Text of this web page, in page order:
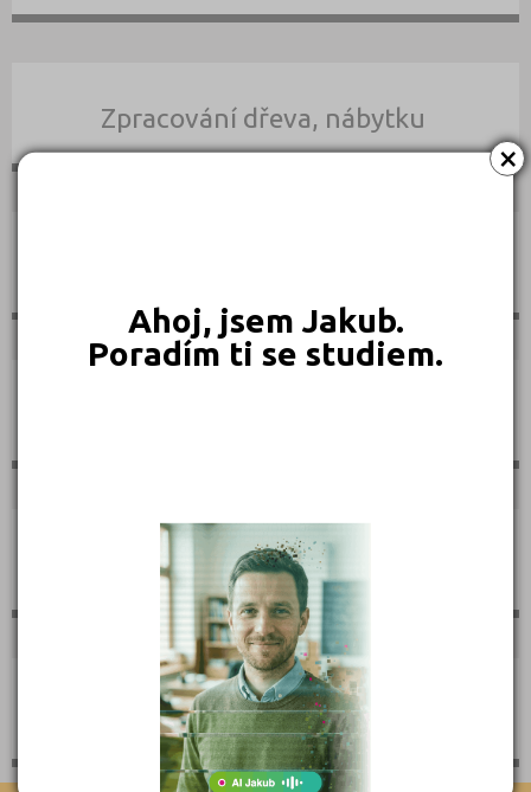
×
Ahoj, jsem Jakub.
Poradím ti se studiem.
Zpracování dřeva, nábytku
Doprava a spoje
Informační služby